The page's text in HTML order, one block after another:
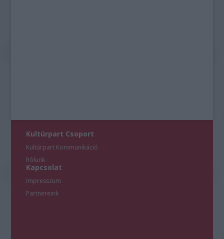
Kultúrpart Csoport
Kultúrpart Kommunikáció
Rólunk
Kapcsolat
Impresszum
Partnereink